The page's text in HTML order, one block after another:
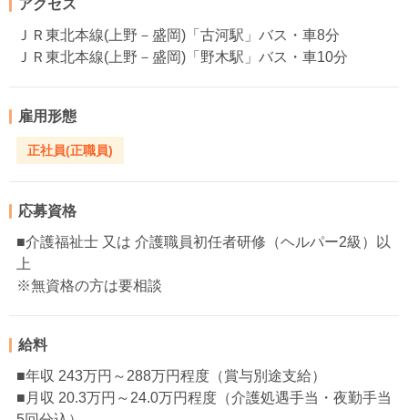
アクセス
ＪＲ東北本線(上野－盛岡)「古河駅」バス・車8分
ＪＲ東北本線(上野－盛岡)「野木駅」バス・車10分
雇用形態
正社員(正職員)
応募資格
■介護福祉士 又は 介護職員初任者研修（ヘルパー2級）以
上
※無資格の方は要相談
給料
■年収 243万円～288万円程度（賞与別途支給）
■月収 20.3万円～24.0万円程度（介護処遇手当・夜勤手当